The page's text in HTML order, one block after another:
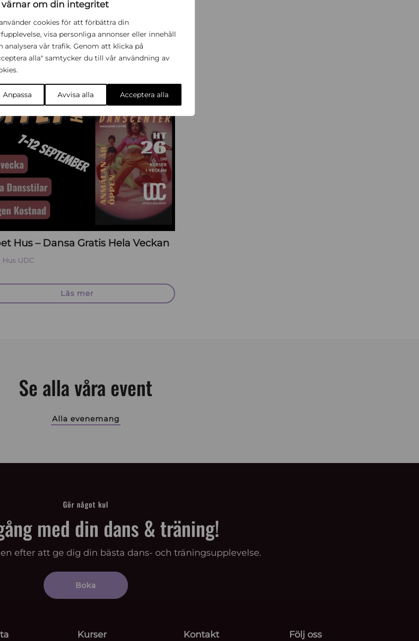
värnar om din integritet
cookies för att förbättra din
visa personliga annonser eller innehåll
analysera vår trafik. Genom att klicka på
alla" samtycker du till vår användning av
Anpassa Avvisa alla Acceptera alla
Hus – Dansa Gratis Hela Veckan
Hus UDC
Läs mer
Se alla våra event
Alla evenemang
Gör något kul
med din dans & träning!
efter att ge dig din bästa dans- och träningsupplevelse.
Boka
Kurser Kontakt Följ oss